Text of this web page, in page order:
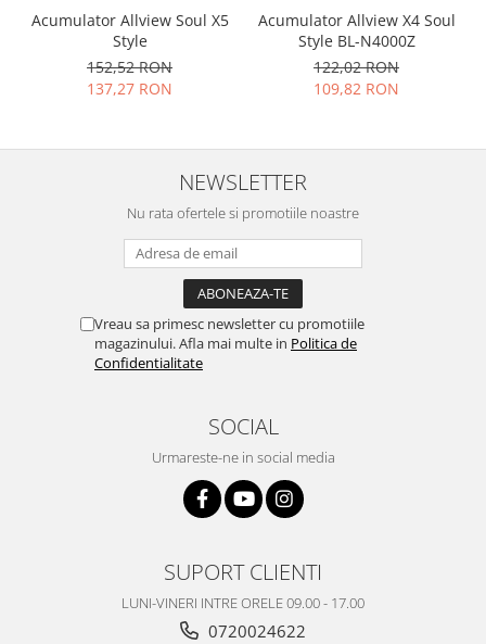
HTC
Nokia
Touchscreen Huawei
Touchscreen Lenovo
Acumulator Allview Soul X5
Style
152,52 RON
137,27 RON
Acumulator Allview X4 Soul
Style BL-N4000Z
122,02 RON
109,82 RON
NEWSLETTER
Nu rata ofertele si promotiile noastre
Vreau sa primesc newsletter cu promotiile
magazinului. Afla mai multe in Politica de
Confidentialitate
SOCIAL
Urmareste-ne in social media
SUPORT CLIENTI
LUNI-VINERI INTRE ORELE 09.00 - 17.00
0720024622